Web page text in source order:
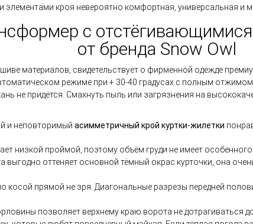
кроя невероятно комфортная, универсальная и
с
от бренда Snow Owl
материалов, свидетельствует о фирменной одежде
режиме при + 30-40 градусах с полным
не придётся. Смахнуть пыль или загрязнения на
и неповторимый асимметричный крой куртки-жилетки
низкой проймой, поэтому объём груди не имеет особенного
выгодно оттеняет основной тёмный окрас курточки, она
косой прямой не зря. Диагональные разрезы передней
позволяет верхнему краю ворота не дотрагиваться